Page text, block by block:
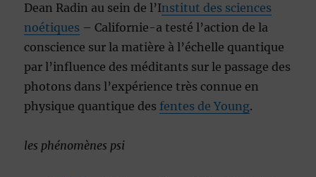
Dean Radin au sein de l’Institut des sciences
noétiques – Californie-a testé l’action de la
conscience sur la matière à l’échelle quantique
par l’influence des méditants sur le passage des
photons dans l’expérience très connue en
physique quantique desfentes de Young.
les phénomènes psi